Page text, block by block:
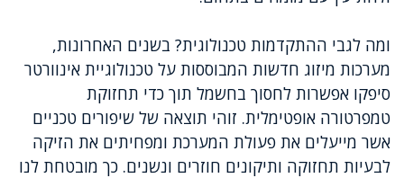
ומה לגבי ההתקדמות טכנולוגית? בשנים האחרונות,
מערכות מיזוג חדשות המבוססות על טכנולוגיית אינוורטר
סיפקו אפשרות לחסוך בחשמל תוך כדי תחזוקת
טמפרטורה אופטימלית. זוהי תוצאה של שיפורים טכניים
אשר מייעלים את פעולת המערכת ומפחיתים את הזיקה
לבעיות תחזוקה ותיקונים חוזרים ונשנים. כך מובטחת לנו